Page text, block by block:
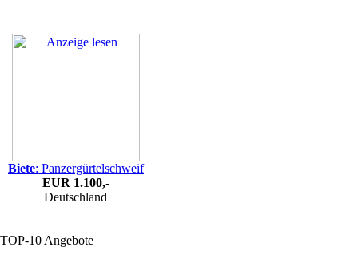
Biete: Panzergürtelschweif
EUR 1.100,-
Deutschland
TOP-10 Angebote